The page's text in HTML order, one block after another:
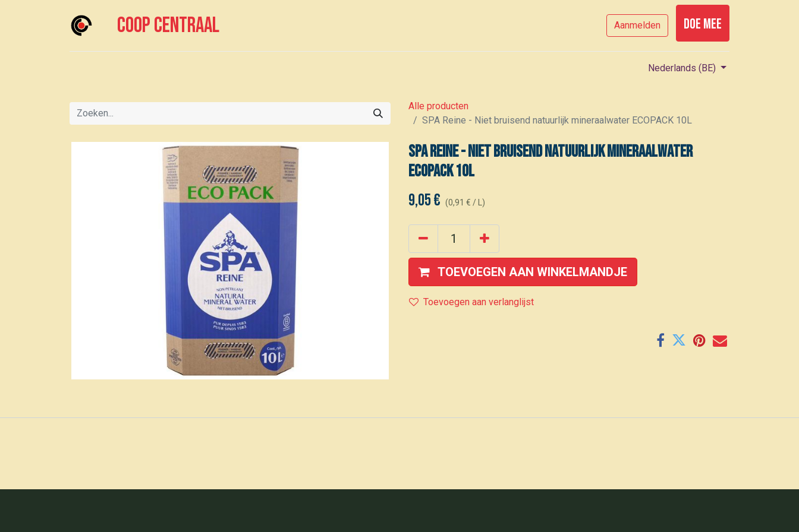
Coop centraal Aanmelden Doe mee
Nederlands (BE)
Alle producten
SPA Reine - Niet bruisend natuurlijk mineraalwater ECOPACK 10L
SPA Reine - Niet bruisend natuurlijk mineraalwater
ECOPACK 10L
9,05€ (0,91 € / )
TOEVOEGEN AAN WINKELMANDJE
Toevoegen aan verlanglijst